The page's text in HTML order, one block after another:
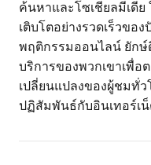
ค้นหาและโซเชียลมีเดี
เติบโตอย่างรวดเร็วข
พฤติกรรมออนไลน์ ยัก
บริการของพวกเขาเพื่
เปลี่ยนแปลงของผู้ชมทั่
ปฏิสัมพันธ์กับอินเทอร์เ